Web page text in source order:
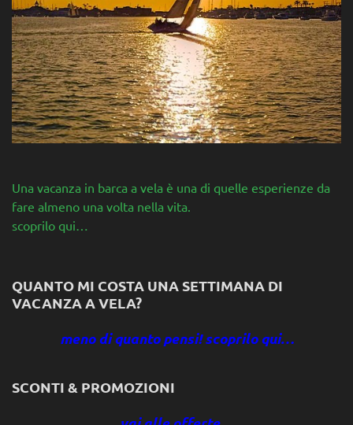
Una vacanza in barca a vela è una di quelle esperienze da
fare almeno una volta nella vita.
scoprilo qui…
QUANTO MI COSTA UNA SETTIMANA DI
VACANZA A VELA?
meno di quanto pensi! scoprilo qui…
SCONTI & PROMOZIONI